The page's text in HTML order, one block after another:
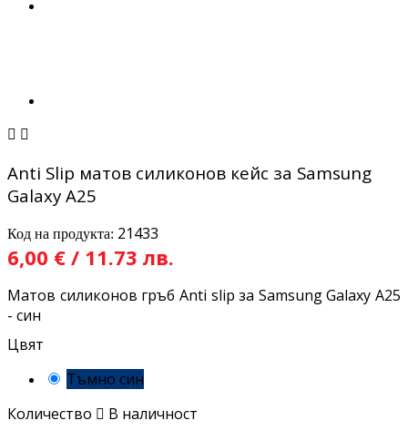
 
Anti Slip матов силиконов кейс за Samsung
Galaxy A25
Код на продукта: 21433
6,00 € / 11.73 лв.
Матов силиконов гръб Anti slip за Samsung Galaxy A25
- син
Цвят
Тъмно син
Количество  В наличност